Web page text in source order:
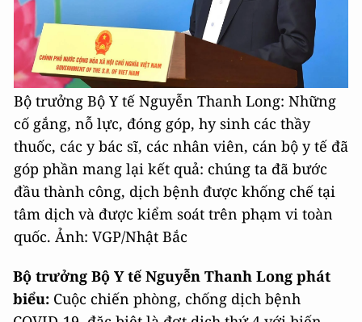
Bộ trưởng Bộ Y tế Nguyễn Thanh Long: Những
cố gắng, nỗ lực, đóng góp, hy sinh các thầy
thuốc, các y bác sĩ, các nhân viên, cán bộ y tế đã
góp phần mang lại kết quả: chúng ta đã bước
đầu thành công, dịch bệnh được khống chế tại
tâm dịch và được kiểm soát trên phạm vi toàn
quốc. Ảnh: VGP/Nhật Bắc
Bộ trưởng Bộ Y tế Nguyễn Thanh Long phát
biểu: Cuộc chiến phòng, chống dịch bệnh